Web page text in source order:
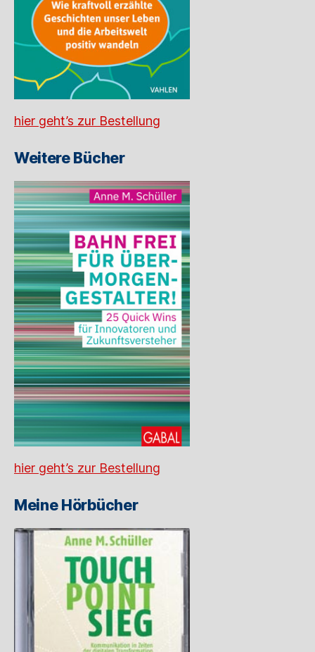
hier geht’s zur Bestellung
Weitere Bücher
hier geht’s zur Bestellung
Meine Hörbücher